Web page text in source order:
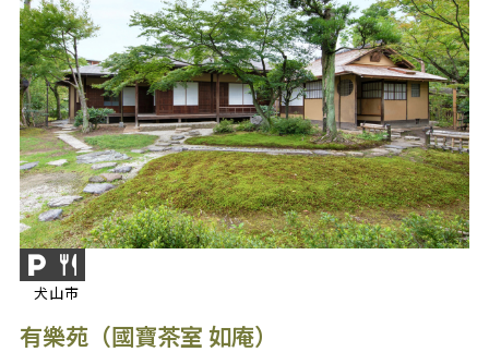
犬山市
有樂苑（國寶茶室 如庵）